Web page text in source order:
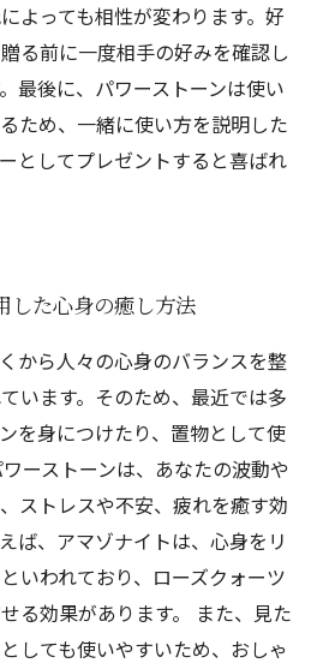
よっても相性が変わります。好
る前に一度相手の好みを確認し
最後に、パワーストーンは使い
ため、一緒に使い方を説明した
としてプレゼントすると喜ばれ
した心身の癒し方法
から人々の心身のバランスを整
います。そのため、最近では多
を身につけたり、置物として使
ーストーンは、あなたの波動や
ストレスや不安、疲れを癒す効
ば、アマゾナイトは、心身をリ
いわれており、ローズクォーツ
る効果があります。 また、見た
しても使いやすいため、おしゃ